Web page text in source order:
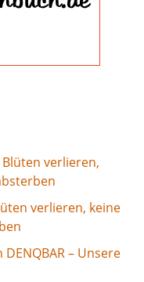
verlieren,
verlieren, keine
– Unsere